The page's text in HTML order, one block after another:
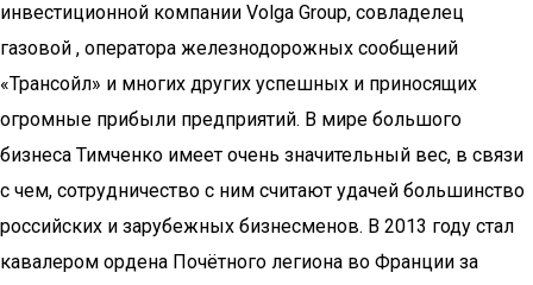
инвестиционной компании Volga Group, совладелец
газовой , оператора железнодорожных сообщений
«Трансойл» и многих других успешных и приносящих
огромные прибыли предприятий. В мире большого
бизнеса Тимченко имеет очень значительный вес, в связи
с чем, сотрудничество с ним считают удачей большинство
российских и зарубежных бизнесменов. В 2013 году стал
кавалером ордена Почётного легиона во Франции за